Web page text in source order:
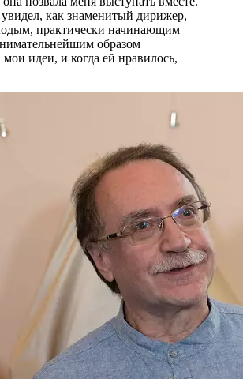
увидел, как знаменитый дирижер,
практически начинающим
образом
идеи, и когда ей нравилось,